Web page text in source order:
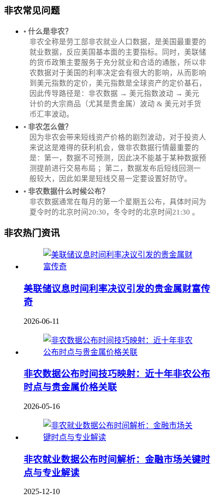
非农常见问题
• 什么是非农？
非农全称是劳工部非农就业人口数据，是美国最重要的
就业数据，反应美国基本面的主要指标。同时，美联储
的货币政策主要服务于充分就业和合适的通胀，所以非
农数据对于美国的利率决定会有很大的影响，从而影响
到美元指数的定价，美元指数是全球资产的定价基石，
因此传导路径是：非农数据 → 美元指数波动 → 美元
计价的大宗商品（尤其是贵金属）波动 & 美元对手货
币汇率波动。
• 非农怎么做？
因为非农会带来短线资产价格的剧烈波动，对于投资人
来说这是难得的获利机会，做非农数据行情最重要的
是：第一，数据不可预测，因此决不能基于某种数据预
测提前进行交易布局 ；第二，数据发布后短线回测一
般较大，因此如果是短线交易一定要设置好防守。
• 非农数据什么时候公布？
‌非农数据通常在每月的第一个星期五公布，具体时间为
夏令时的北京时间20:30，冬令时的北京时间21:30‌‌ 。
非农热门资讯
美联储议息时间利率决议引发的贵金属财富传
奇
2026-06-11
非农数据公布时间技巧映射：近十年非农公布
时点与贵金属价格关联
2026-05-16
非农就业数据公布时间解析：金融市场关键时
点与专业解读
2025-12-10